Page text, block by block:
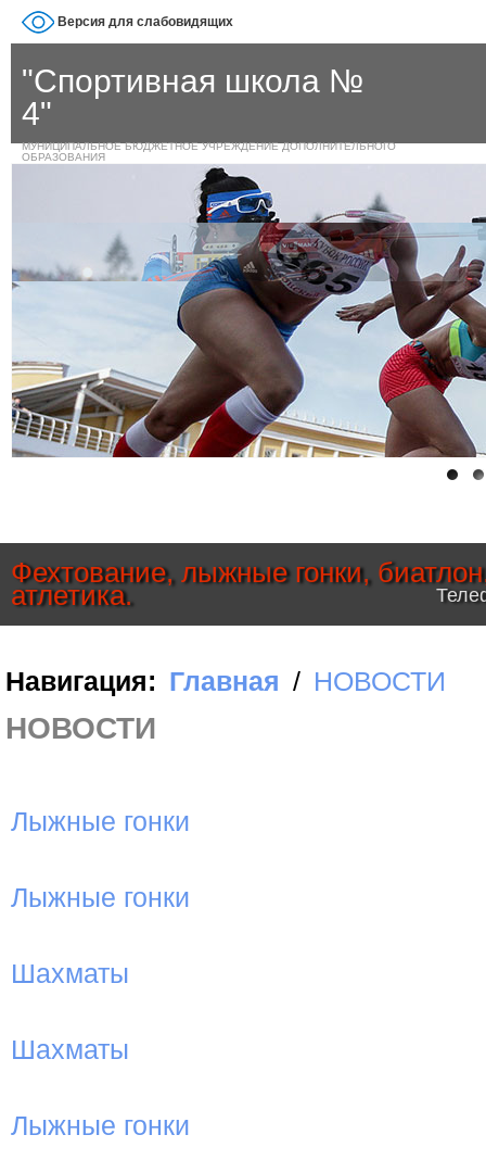
Версия для слабовидящих
"Спортивная школа №
4"
МУНИЦИПАЛЬНОЕ БЮДЖЕТНОЕ УЧРЕЖДЕНИЕ ДОПОЛНИТЕЛЬНОГО
ОБРАЗОВАНИЯ
Фехтование, лыжные гонки,
атлетика.
Навигация: Главная / НОВОСТИ
НОВОСТИ
Лыжные гонки
Лыжные гонки
Шахматы
Шахматы
Лыжные гонки